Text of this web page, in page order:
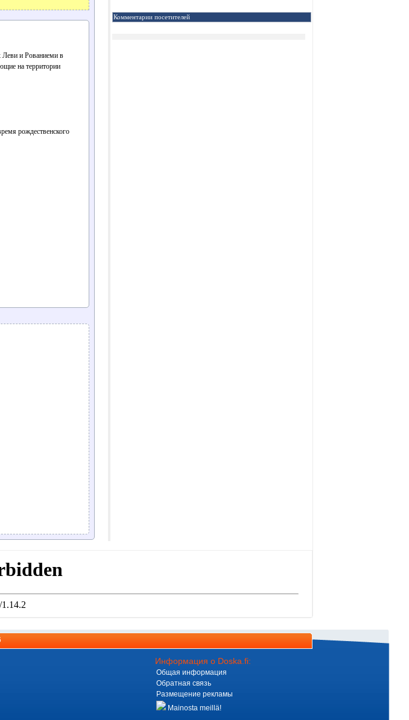
Леви и Рованиеми в
на территории
рождественского
Комментарии посетителей
Информация о Doska.fi:
Общая информация
Обратная связь
Размещение рекламы
Mainosta meillä!